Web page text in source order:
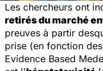
Les chercheurs ont
retirés du marché
preuves à partir
prise (en fonction
Evidence Based